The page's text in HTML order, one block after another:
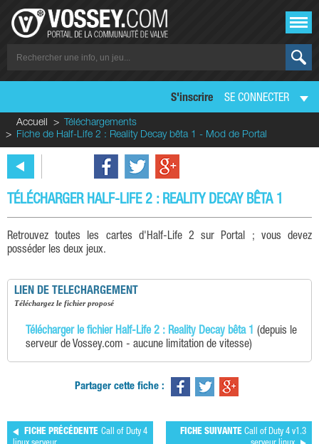
S'inscrire SE CONNECTER
Accueil
Téléchargements
Fiche de Half-Life 2 : Reality Decay bêta 1 - Mod de Portal
TÉLÉCHARGER HALF-LIFE 2 : REALITY DECAY BÊTA 1
Retrouvez toutes les cartes d'Half-Life 2 sur Portal ; vous devez
posséder les deux jeux.
LIEN DE TELECHARGEMENT
téléchargez le fichier proposé
Télécharger le fichier Half-Life 2 : Reality Decay bêta 1 (depuis le
serveur de Vossey.com - aucune limitation de vitesse)
Partager cette fiche :
FICHE PRÉCÉDENTE Call of Duty 4
FICHE SUIVANTE Call of Duty 4 v1.3